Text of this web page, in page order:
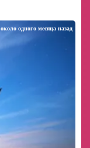
около одного месяца назад